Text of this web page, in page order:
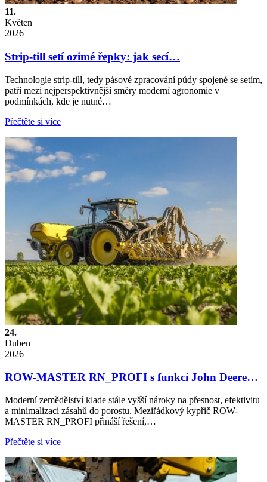
11.
Květen
2026
Strip-till setí ozimé řepky: jak secí…
Technologie strip-till, tedy pásové zpracování půdy spojené se setím,
patří mezi nejperspektivnější směry moderní agronomie v
podmínkách, kde je nutné…
Přečtěte si více
24.
Duben
2026
ROW-MASTER RN_PROFI s funkcí John Deere…
Moderní zemědělství klade stále vyšší nároky na přesnost, efektivitu
a minimalizaci zásahů do porostu. Meziřádkový kypřič ROW-
MASTER RN_PROFI přináší řešení,…
Přečtěte si více